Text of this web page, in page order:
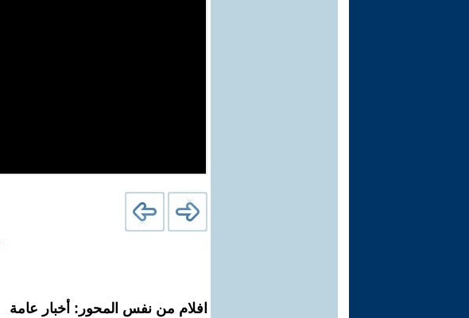
افلام من نفس المحور: أخبار عامة